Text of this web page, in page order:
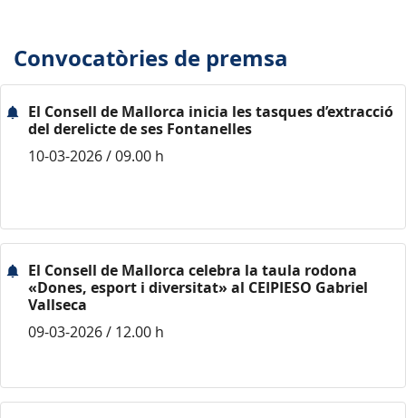
Convocatòries de premsa
El Consell de Mallorca inicia les tasques d’extracció
del derelicte de ses Fontanelles
10-03-2026 / 09.00 h
El Consell de Mallorca celebra la taula rodona
«Dones, esport i diversitat» al CEIPIESO Gabriel
Vallseca
09-03-2026 / 12.00 h